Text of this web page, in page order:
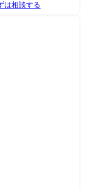
術を通してリード
術的責任者として
えるリアルタイム
技術的負債の解消
】
は相談する